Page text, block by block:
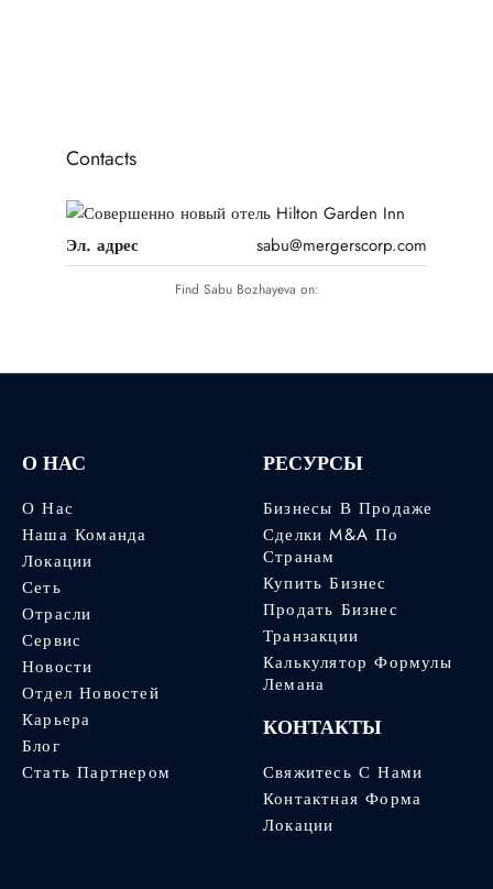
Contacts
Эл. адрес sabu@mergerscorp.com
Find Sabu Bozhayeva on:
О НАС
О Нас
Наша Команда
Локации
Сеть
Отрасли
Сервис
Новости
Отдел Новостей
Карьера
Блог
Стать Партнером
РЕСУРСЫ
Бизнесы В Продаже
Сделки M&A По
Странам
Купить Бизнес
Продать Бизнес
Транзакции
Калькулятор Формулы
Лемана
КОНТАКТЫ
Свяжитесь С Нами
Контактная Форма
Локации